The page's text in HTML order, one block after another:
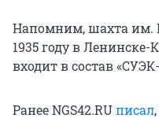
Напомним, шахта им.
1935 году в
входит в состав
Ранее NGS42.RUписал